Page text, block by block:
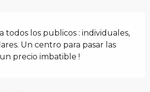
todos los publicos : individuales,
Un centro para pasar las
precio imbatible !